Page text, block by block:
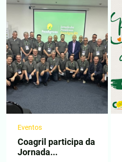
Eventos
Coagril participa da
Jornada...